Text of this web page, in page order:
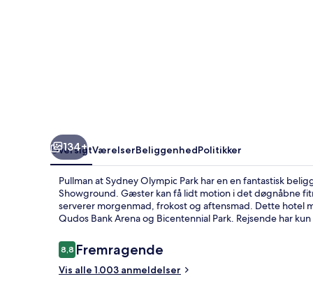
134+
OversigtVærelserBeliggenhedPolitikker
Pullman at Sydney Olympic Park har en en fantastisk
Showground. Gæster kan få lidt motion i det døgnåbne
serverer morgenmad, frokost og aftensmad. Dette hotel
Qudos Bank Arena og Bicentennial Park. Rejsende har
Anmeldelser
8,88,8 ud af 10.
Fremragende
Vis alle 1.003 anmeldelser